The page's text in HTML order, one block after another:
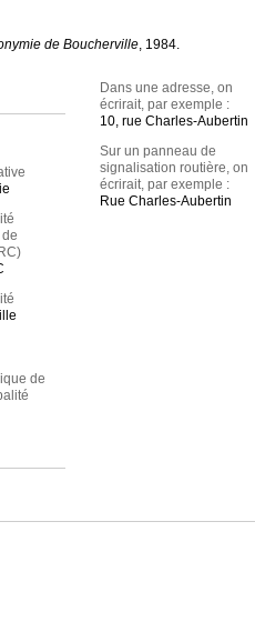
de Boucherville, 1984.
de
Dans une adresse, on
écrirait, par exemple :
10, rue Charles-Aubertin
Sur un panneau de
signalisation routière, on
écrirait, par exemple :
Rue Charles-Aubertin